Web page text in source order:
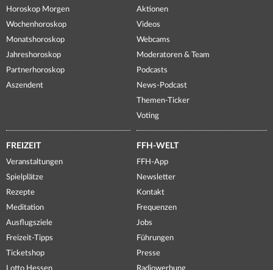
Horoskop Morgen
Wochenhoroskop
Monatshoroskop
Jahreshoroskop
Partnerhoroskop
Aszendent
Aktionen
Videos
Webcams
Moderatoren & Team
Podcasts
News-Podcast
Themen-Ticker
Voting
FREIZEIT
Veranstaltungen
Spielplätze
Rezepte
Meditation
Ausflugsziele
Freizeit-Tipps
Ticketshop
Lotto Hessen
FFH-WELT
FFH-App
Newsletter
Kontakt
Frequenzen
Jobs
Führungen
Presse
Radiowerbung